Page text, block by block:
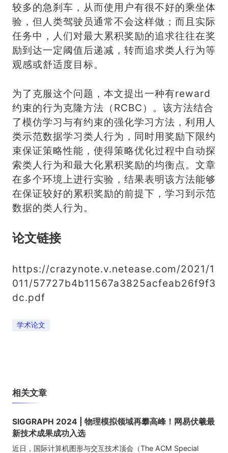
较多的急刹车，从而使用户有很不好的乘坐体
验，但人类驾驶员通常不会这样做；而且实际
任务中，人们对最大累积奖励的追求往往在奖
励到达一定阈值后递减，转而追求类人行为等
观感或舒适度目标。
为了克服这个问题，本文提出一种有reward
约束的行为克隆方法（RCBC）。该方法结合
了模仿学习与有约束的强化学习方法，利用人
类示范数据学习类人行为，同时用奖励下限约
束保证策略性能，使得策略优化过程中自动探
索类人行为和最大化累积奖励的均衡点。文章
在多个环境上进行实验，结果表明该方法能够
在保证较好的累积奖励的前提下，学习到示范
数据的类人行为。
论文链接
https://crazynote.v.netease.com/2021/1
011/57727b4b11567a3825acfeab26f9f3
dc.pdf
学术论文
相关文章
SIGGRAPH 2024 | 物理模拟领域再攀高峰！网易伏羲最
新技术成果成功入选
近日，国际计算机图形与交互技术顶会（The ACM Special